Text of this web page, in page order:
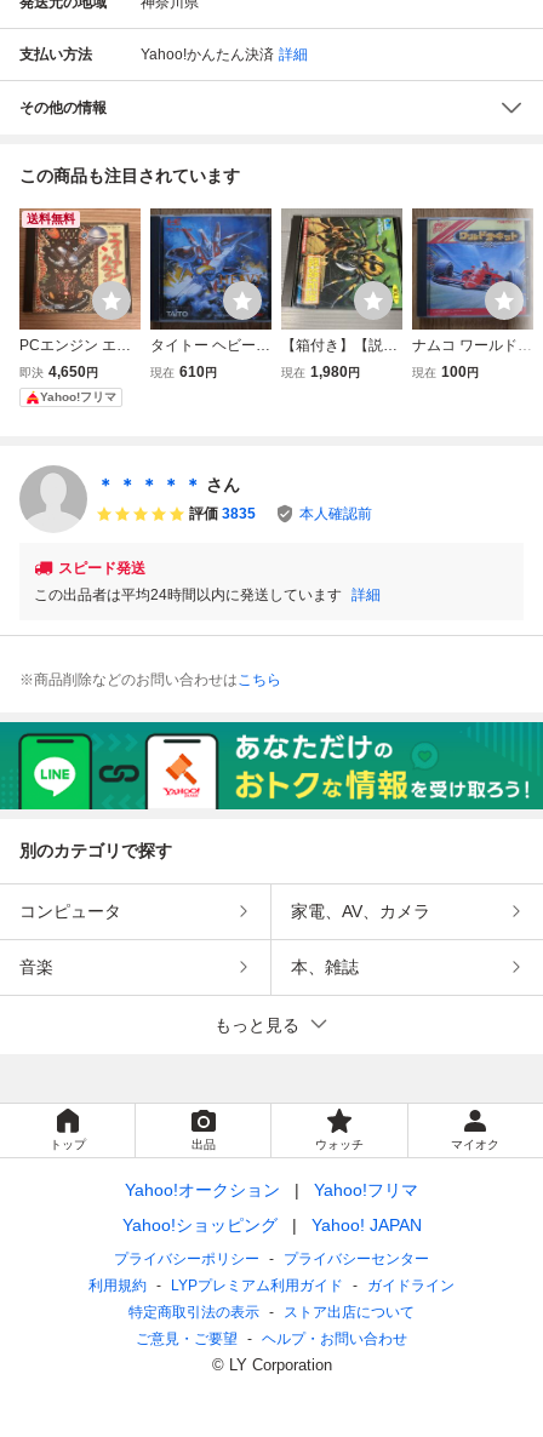
支払い方法 Yahoo!かんたん決済 詳細
その他の情報
この商品も注目されています
送料無料
PCエンジン エイ
リアンクラッシュ
HuCARD ケー
ス・説明書付
即決 4,650円
Yahoo!フリマ
タイトー ヘビーユ
ニット PCエンジ
現在 610円
【箱付き】【説明
書付き】 Hu 魔境
現在 1,980円
ナムコ ワールドサ
ーキット PCエン
現在 100円
＊ ＊ ＊ ＊ ＊ さん
評価 3835 本人確認前
スピード発送
この出品者は平均24時間以内に発送しています 詳細
※商品削除などのお問い合わせはこちら
別のカテゴリで探す
コンピュータ 家電、AV、カメラ
音楽 本、雑誌
もっと見る
トップ 出品 ウォッチ マイオク
Yahoo!オークション
Yahoo!フリマ
Yahoo!ショッピング
Yahoo! JAPAN
プライバシーポリシー
プライバシーセンター
利用規約
LYPプレミアム利用ガイド
ガイドライン
特定商取引法の表示
ストア出店について
ご意見・ご要望
ヘルプ・お問い合わせ
© LY Corporation